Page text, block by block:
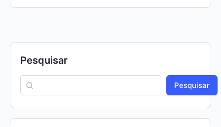
Pesquisar
Pesquisar